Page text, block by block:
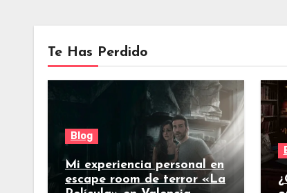
Te Has Perdido
Blog
Mi experiencia personal en
escape room de terror «La